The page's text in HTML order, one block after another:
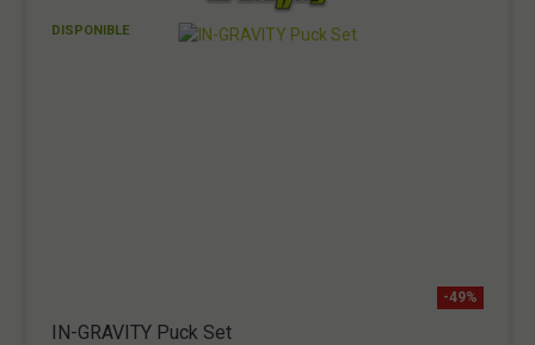
DISPONIBLE
-49%
IN-GRAVITY Puck Set